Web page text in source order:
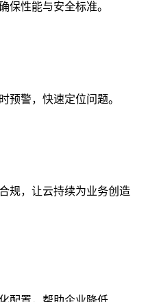
保性能与安全标准。
预警，快速定位问题。
规，让云持续为业务创造